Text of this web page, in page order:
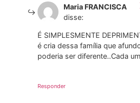
Maria FRANCISCA
disse:
É SIMPLESMENTE
é cria dessa família que
poderia ser diferente..Cada
Responder